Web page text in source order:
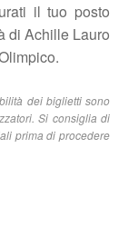
il tuo posto
di Achille Lauro
dei biglietti sono
Si consiglia di
prima di procedere